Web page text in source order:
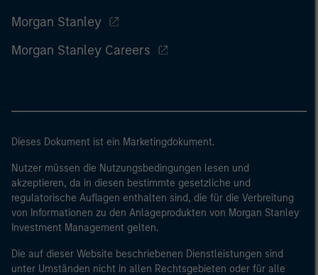
Morgan Stanley
Morgan Stanley Careers
Dieses Dokument ist ein Marketingdokument.
Nutzer müssen die Nutzungsbedingungen lesen und
akzeptieren, da in diesen bestimmte gesetzliche und
regulatorische Auflagen enthalten sind, die für die Verbreitung
von Informationen zu den Anlageprodukten von Morgan Stanley
Investment Management gelten.
Die auf dieser Website beschriebenen Dienstleistungen sind
unter Umständen nicht in allen Rechtsgebieten oder für alle